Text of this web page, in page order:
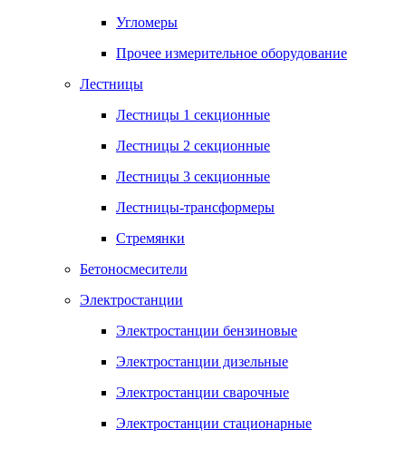
Угломеры
Прочее измерительное оборудование
Лестницы
Лестницы 1 секционные
Лестницы 2 секционные
Лестницы 3 секционные
Лестницы-трансформеры
Стремянки
Бетоносмесители
Электростанции
Электростанции бензиновые
Электростанции дизельные
Электростанции сварочные
Электростанции стационарные